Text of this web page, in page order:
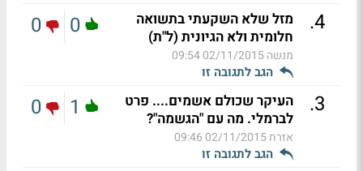
4
.
מזל שלא השקעתי בתשואה
חלומית ולא הגיונית (ל"ת)
מנשה02/11/2015 09:54
הגב לתגובה זו
0
0
3
.
העיקר שכולם אשמים.... פרט
לברמלי. מה עם "הגשמה"?
אזרח02/11/2015 09:46
הגב לתגובה זו
1
0